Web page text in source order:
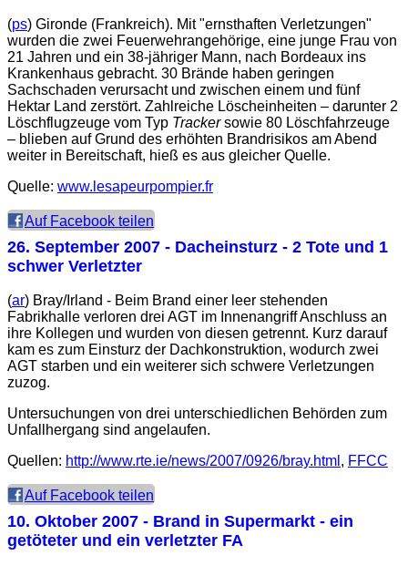
(ps) Gironde (Frankreich). Mit "ernsthaften Verletzungen"
wurden die zwei Feuerwehrangehörige, eine junge Frau von
21 Jahren und ein 38-jähriger Mann, nach Bordeaux ins
Krankenhaus gebracht. 30 Brände haben geringen
Sachschaden verursacht und zwischen einem und fünf
Hektar Land zerstört. Zahlreiche Löscheinheiten – darunter 2
Löschflugzeuge vom Typ Trackersowie 80 Löschfahrzeuge
– blieben auf Grund des erhöhten Brandrisikos am Abend
weiter in Bereitschaft, hieß es aus gleicher Quelle.
Quelle: www.lesapeurpompier.fr
Auf Facebook teilen
26. September 2007 - Dacheinsturz - 2 Tote und 1
schwer Verletzter
(ar) Bray/Irland - Beim Brand einer leer stehenden
Fabrikhalle verloren drei AGT im Innenangriff Anschluss an
ihre Kollegen und wurden von diesen getrennt. Kurz darauf
kam es zum Einsturz der Dachkonstruktion, wodurch zwei
AGT starben und ein weiterer sich schwere Verletzungen
zuzog.
Untersuchungen von drei unterschiedlichen Behörden zum
Unfallhergang sind angelaufen.
Quellen: http://www.rte.ie/news/2007/0926/bray.html , FFCC
Auf Facebook teilen
10. Oktober 2007 - Brand in Supermarkt - ein
getöteter und ein verletzter FA